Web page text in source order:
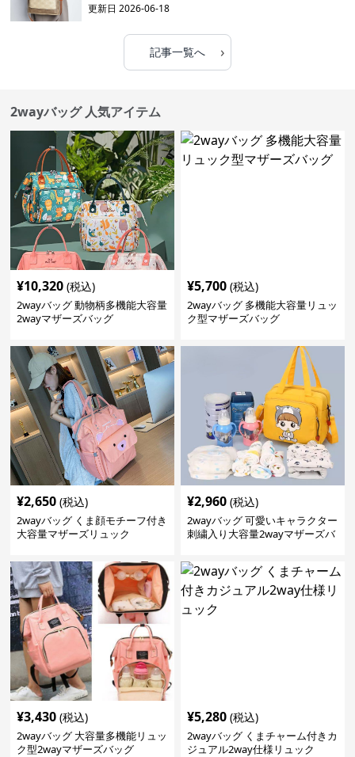
更新日2026-06-18
記事一覧へ ›
2wayバッグ 人気アイテム
¥10,320 (税込)
2wayバッグ 動物柄多機能大容量
2wayマザーズバッグ
¥5,700 (税込)
2wayバッグ 多機能大容量リュッ
ク型マザーズバッグ
¥2,650 (税込)
2wayバッグ くま顔モチーフ付き
大容量マザーズリュック
¥2,960 (税込)
2wayバッグ 可愛いキャラクター
刺繍入り大容量2wayマザーズバ
¥3,430 (税込)
2wayバッグ 大容量多機能リュッ
ク型2wayマザーズバッグ
¥5,280 (税込)
2wayバッグ くまチャーム付きカ
ジュアル2way仕様リュック